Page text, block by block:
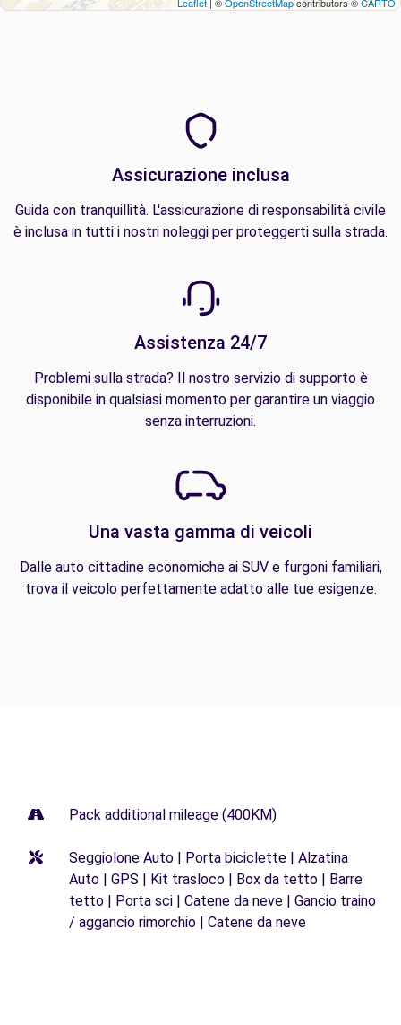
Assicurazione inclusa
Guida con tranquillità. L'assicurazione di responsabilità civile
è inclusa in tutti i nostri noleggi per proteggerti sulla strada.
Assistenza 24/7
Problemi sulla strada? Il nostro servizio di supporto è
disponibile in qualsiasi momento per garantire un viaggio
senza interruzioni.
Una vasta gamma di veicoli
Dalle auto cittadine economiche ai SUV e furgoni familiari,
trova il veicolo perfettamente adatto alle tue esigenze.
Pack additional mileage (400KM)
Seggiolone Auto | Porta biciclette | Alzatina
Auto | GPS | Kit trasloco | Box da tetto | Barre
tetto | Porta sci | Catene da neve | Gancio traino
/ aggancio rimorchio | Catene da neve